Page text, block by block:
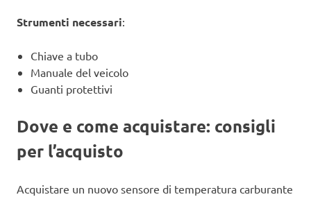
Strumenti necessari:
Chiave a tubo
Manuale del veicolo
Guanti protettivi
Dove e come acquistare: consigli
per l’acquisto
Acquistare un nuovo sensore di temperatura carburante